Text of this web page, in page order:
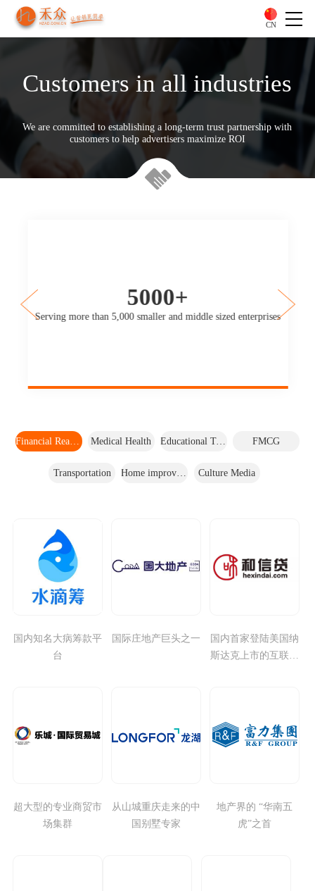
CN
Customers in all industries
We are committed to establishing a long-term trust partnership with
customers to help advertisers maximize ROI
5000+
Serving more than 5,000 smaller and middle sized enterprises
Medical Health Educational Technology FMCG
Transportation Home improvement Culture Media
国内知名大病筹款平
台
国际庄地产巨头之一
国内首家登陆美国纳
斯达克上市的互联网
超大型的专业商贸市
场集群
从山城重庆走来的中
国别墅专家
地产界的 “华南五
虎”之首